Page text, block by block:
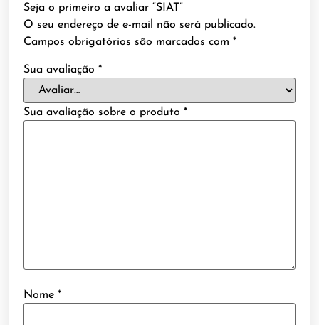
Seja o primeiro a avaliar “SIAT”
O seu endereço de e-mail não será publicado.
Campos obrigatórios são marcados com*
Sua avaliação*
Sua avaliação sobre o produto*
Nome*